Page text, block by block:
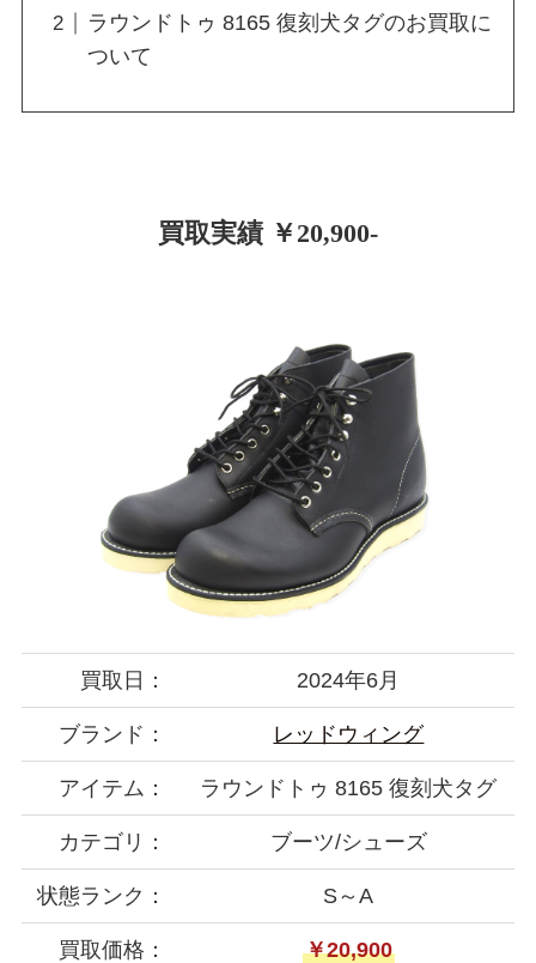
ラウンドトゥ 8165 復刻犬タグのお買取に
ついて
買取実績 ￥20,900-
買取日： 2024年6月
ブランド： レッドウィング
アイテム： ラウンドトゥ 8165 復刻犬タグ
カテゴリ： ブーツ/シューズ
状態ランク： S～A
買取価格： ￥20,900